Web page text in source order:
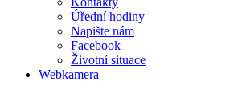
Úřední hodiny
Napište nám
Facebook
Životní situace
Webkamera